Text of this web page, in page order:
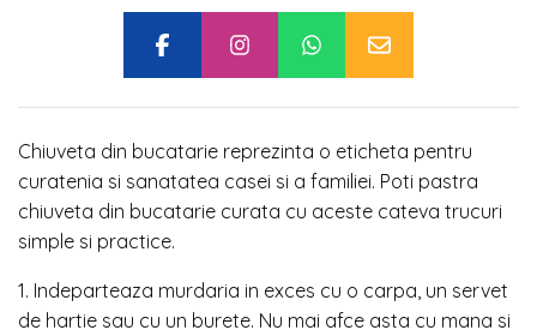
Chiuveta din bucatarie reprezinta o eticheta pentru
curatenia si sanatatea casei si a familiei. Poti pastra
chiuveta din bucatarie curata cu aceste cateva trucuri
simple si practice.
1. Indeparteaza murdaria in exces cu o carpa, un servet
de hartie sau cu un burete. Nu mai afce asta cu mana si